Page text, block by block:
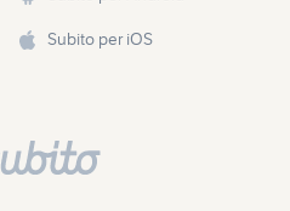
Subito per iOS